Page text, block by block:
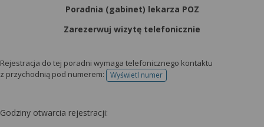
Poradnia (gabinet) lekarza POZ
Zarezerwuj wizytę telefonicznie
Rejestracja do tej poradni wymaga telefonicznego kontaktu
z przychodnią pod numerem:
Wyświetl numertelefonu do rejestracji
Godziny otwarcia rejestracji: